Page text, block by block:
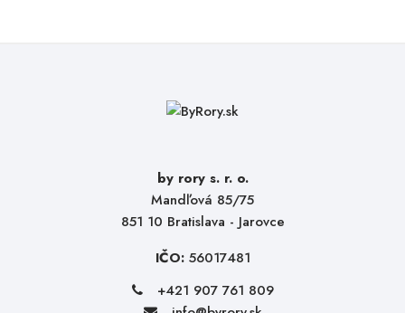
by rory s. r. o.
Mandľová 85/75
851 10 Bratislava - Jarovce
IČO: 56017481
+421 907 761 809